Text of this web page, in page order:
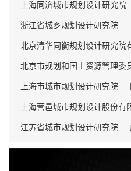
上海同济城市规划设计研究院
浙江省城乡规划设计研究院
北京清华同衡规划设计研究院
北京市规划和国土资源管理委
上海市城市规划设计研究院
上海营邑城市规划设计股份有
江苏省城市规划设计研究院